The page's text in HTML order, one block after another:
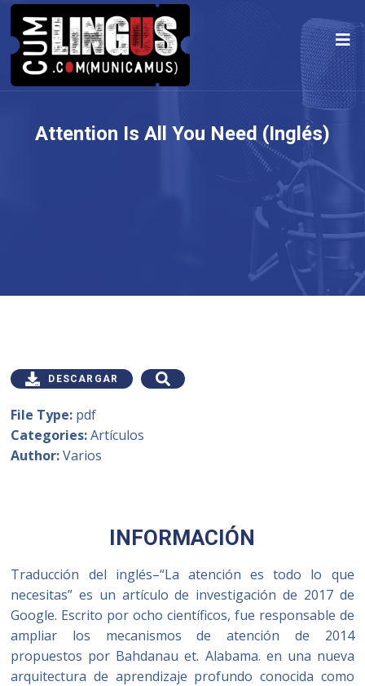
Attention Is All You Need (Inglés)
INFORMACIÓN
Traducción del inglés–“La atención es todo lo que
necesitas” es un artículo de investigación de 2017 de
Google. Escrito por ocho científicos, fue responsable de
ampliar los mecanismos de atención de 2014
propuestos por Bahdanau et. Alabama. en una nueva
arquitectura de aprendizaje profundo conocida como
DESCARGAR
File Type: pdf
Categories:Artículos
Author:Varios